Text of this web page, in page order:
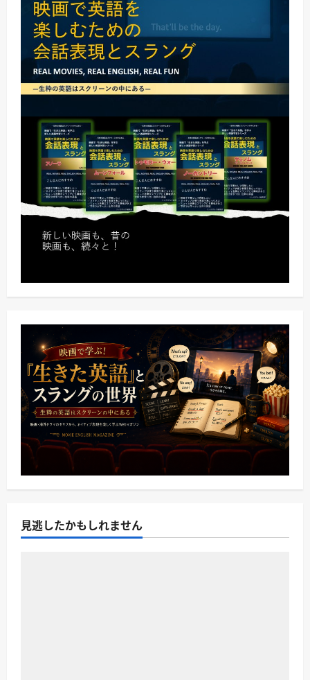
見逃したかもしれません